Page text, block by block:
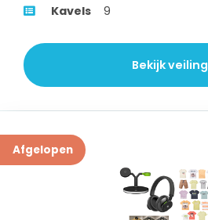
Kavels
9
Bekijk veiling
Afgelopen